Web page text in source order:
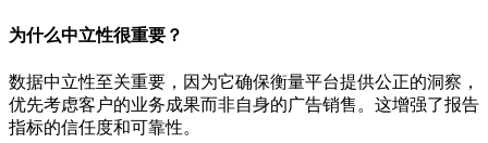
为什么中立性很重要？
数据中立性至关重要，因为它确保衡量平台提供公正的洞察，
优先考虑客户的业务成果而非自身的广告销售。这增强了报告
指标的信任度和可靠性。